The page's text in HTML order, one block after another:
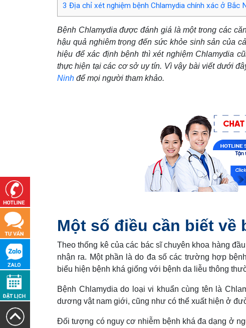
3 Địa chỉ xét nghiệm bệnh Chlamydia chính xác ở Bắc
Bệnh Chlamydia được đánh giá là một trong các
hậu quả nghiêm trọng đến sức khỏe sinh sản của
hiệu để xác định bệnh thì xét nghiệm Chlamydia
thực hiện tại các cơ sở uy tín. Vì vậy bài viết dưới
Ninh để mọi người tham khảo.
Một số điều cần biết về
Theo thống kê của các bác sĩ chuyên khoa hàng
nhận ra. Một phần là do đa số các trường hợp
biểu hiện bệnh khá giống với bệnh da liễu thông
Bệnh Chlamydia do loại vi khuẩn cùng tên là
dương vật nam giới, cũng như có thể xuất hiện ở
Đối tượng có nguy cơ nhiễm bệnh khá đa dạng ở